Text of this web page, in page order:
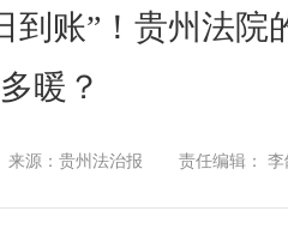
到账”！贵州法院
多暖？
来源：贵州法治报 责任编辑： 李